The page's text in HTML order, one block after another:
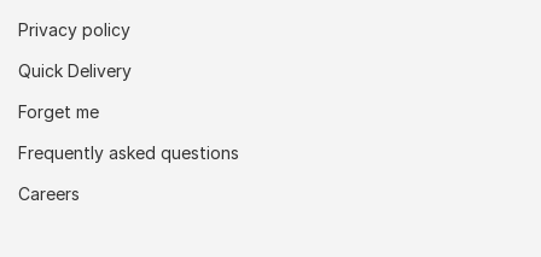
Privacy policy
Quick Delivery
Forget me
Frequently asked questions
Careers